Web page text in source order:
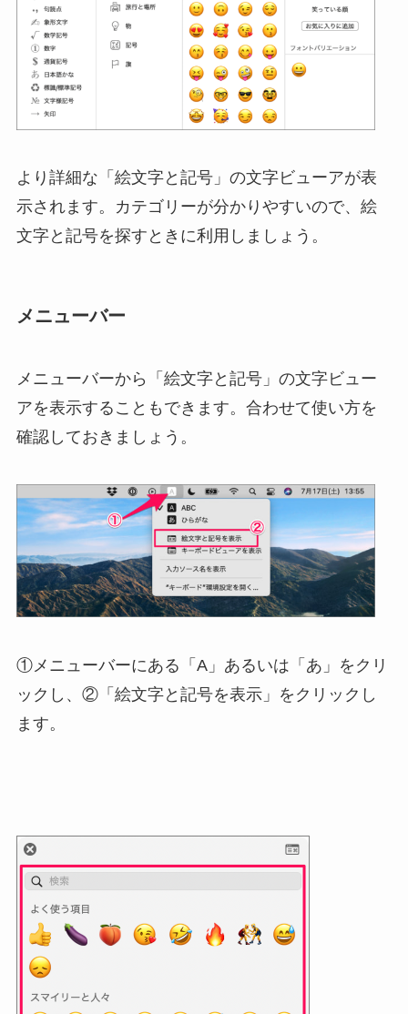
より詳細な「絵文字と記号」の文字ビューアが表
示されます。カテゴリーが分かりやすいので、絵
文字と記号を探すときに利用しましょう。
メニューバー
メニューバーから「絵文字と記号」の文字ビュー
アを表示することもできます。合わせて使い方を
確認しておきましょう。
①メニューバーにある「A」あるいは「あ」をクリ
ックし、②「絵文字と記号を表示」をクリックし
ます。